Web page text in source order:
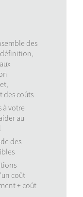
des
définition,
des coûts
à votre
au
des
coût
+ coût